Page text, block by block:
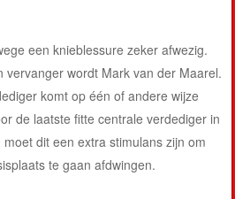
een knieblessure zeker afwezig.
vervanger wordt Mark van der Maarel.
komt op één of andere wijze
de laatste fitte centrale verdediger in
dit een extra stimulans zijn om
te gaan afdwingen.